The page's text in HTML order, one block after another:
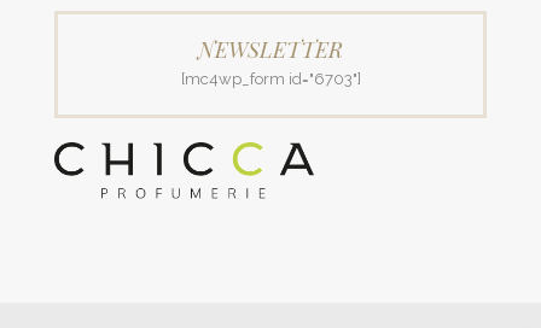
NEWSLETTER
[mc4wp_form id="6703"]